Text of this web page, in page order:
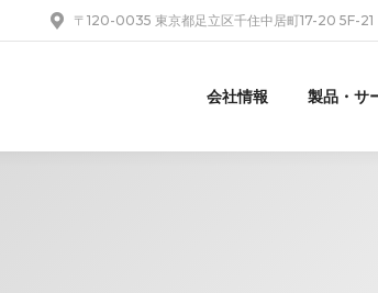
〒120-0035 東京都足立区千住中居町17-20 5F-21
会社情報 製品・サ